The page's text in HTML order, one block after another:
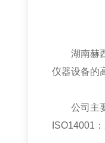
湖南赫西
仪器设备的
公司主要
ISO14001 ：